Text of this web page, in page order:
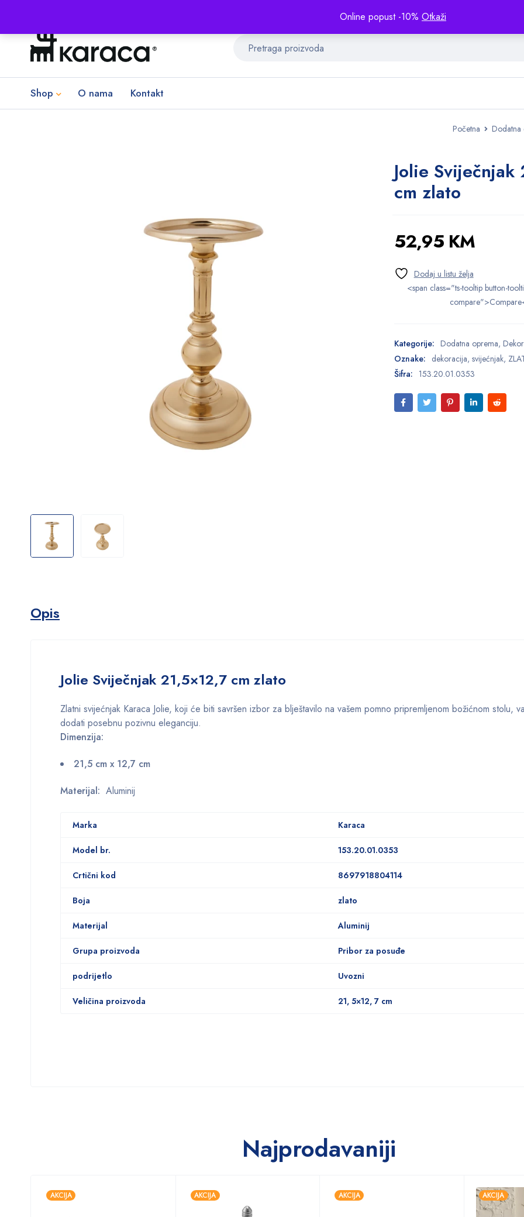
Online popust -10% Otkaži
Shop O nama Kontakt
Početna Dodatna
Jolie Sviječnjak
cm zlato
52,95 KM
<span class="ts-tooltip button-
Kategorije: Dodatna oprema,
Oznake: dekoracija, svijećnjak,
Šifra: 153.20.01.0353
Opis
Jolie Sviječnjak 21,5×12,7 cm zlato
Zlatni svijećnjak Karaca Jolie, koji će biti savršen izbor za blještavilo na vašem pomno pripremljenom božićnom stolu,
dodati posebnu pozivnu eleganciju.
Dimenzija:
21,5 cm x 12,7 cm
Materijal: Aluminij
Marka Karaca
Model br. 153.20.01.0353
Crtični kod 8697918804114
Boja zlato
Materijal Aluminij
Grupa proizvoda Pribor za posuđe
podrijetlo Uvozni
Veličina proizvoda 21, 5×12, 7 cm
Najprodavaniji
AKCIJA AKCIJA AKCIJA AKCIJA